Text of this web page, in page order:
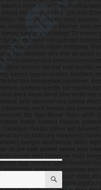
ARA